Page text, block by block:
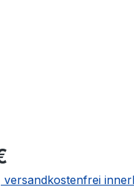
versandkostenfrei